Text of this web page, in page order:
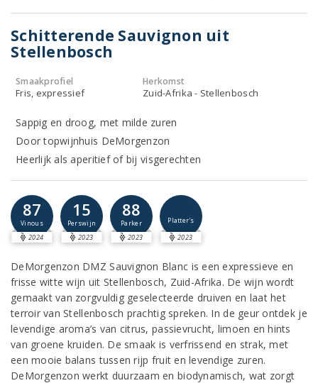
Schitterende Sauvignon uit
Stellenbosch
Smaakprofiel
Fris, expressief
Herkomst
Zuid-Afrika - Stellenbosch
Sappig en droog, met milde zuren
Door topwijnhuis DeMorgenzon
Heerlijk als aperitief of bij visgerechten
87
Vinous
2024
15
Perswijn
2023
88
Parker
2023
Platter's
2023
DeMorgenzon DMZ Sauvignon Blanc is een expressieve en
frisse witte wijn uit Stellenbosch, Zuid-Afrika. De wijn wordt
gemaakt van zorgvuldig geselecteerde druiven en laat het
terroir van Stellenbosch prachtig spreken. In de geur ontdek je
levendige aroma’s van citrus, passievrucht, limoen en hints
van groene kruiden. De smaak is verfrissend en strak, met
een mooie balans tussen rijp fruit en levendige zuren.
DeMorgenzon werkt duurzaam en biodynamisch, wat zorgt